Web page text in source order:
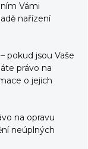
Vámi
nařízení
pokud jsou Vaše
právo na
o jejich
na opravu
neúplných